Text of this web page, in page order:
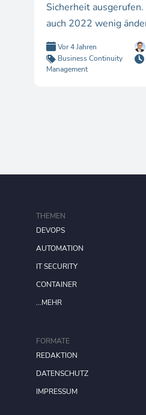
Sicherheit
auch 2022 wenig
Vor 4 Jahren
Business Continuity
Management
FORMATE
REDAKTION
DATENSCHUTZ
IMPRESSUM
THEMEN
DEVOPS
AUTOMATION
IT SECURITY
CONTAINER
...MEHR